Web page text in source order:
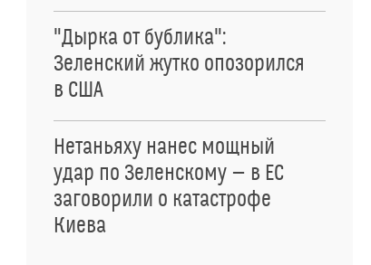
"Дырка от бублика":
Зеленский жутко опозорился
в США
Нетаньяху нанес мощный
удар по Зеленскому — в ЕС
заговорили о катастрофе
Киева